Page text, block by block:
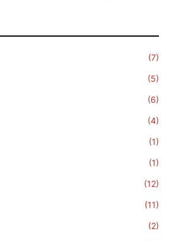
(7)
(5)
(6)
(4)
(1)
(1)
(12)
(11)
(2)